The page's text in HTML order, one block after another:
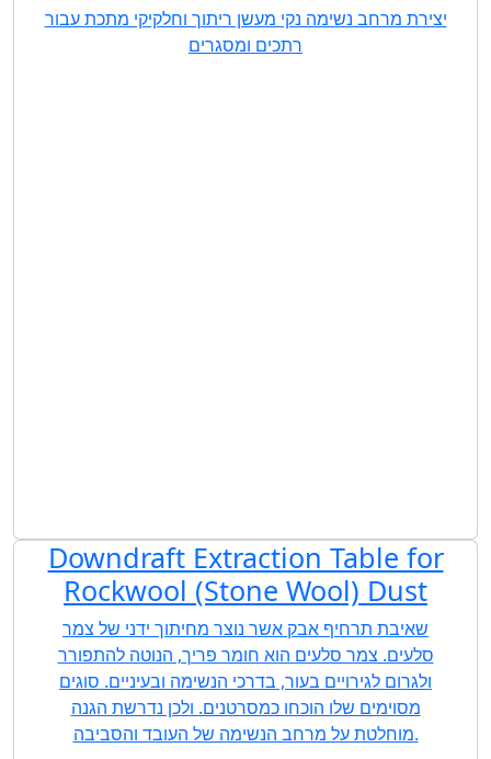
יצירת מרחב נשימה נקי מעשן ריתוך וחלקיקי מתכת עבור
רתכים ומסגרים
Downdraft Extraction Table for
Rockwool (Stone Wool) Dust
שאיבת תרחיף אבק אשר נוצר מחיתוך ידני של צמר
סלעים. צמר סלעים הוא חומר פריך, הנוטה להתפורר
ולגרום לגירויים בעור, בדרכי הנשימה ובעיניים. סוגים
מסוימים שלו הוכחו כמסרטנים. ולכן נדרשת הגנה
מוחלטת על מרחב הנשימה של העובד והסביבה.